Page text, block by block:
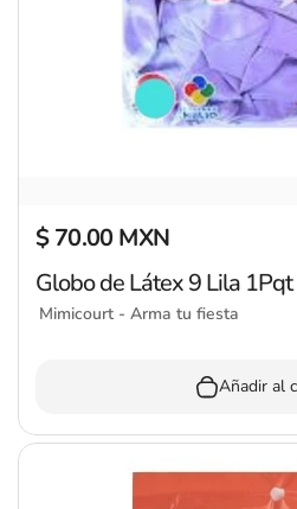
Precio regular
$ 70.00 MXN
Globo de Látex 9 Lila 1Pqt
Mimicourt - Arma tu fiesta
Añadir al